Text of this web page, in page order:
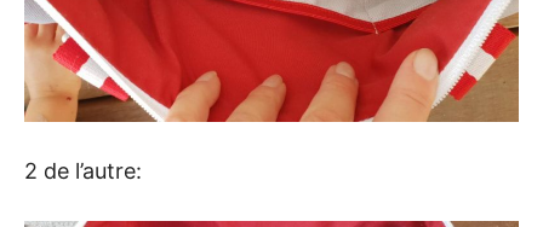
2 de l’autre: